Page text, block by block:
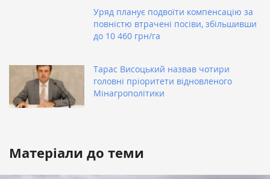
Уряд планує подвоїти компенсацію за
повністю втрачені посіви, збільшивши
до 10 460 грн/га
Тарас Висоцький назвав чотири
головні пріоритети відновленого
Мінагрополітики
Матеріали до теми